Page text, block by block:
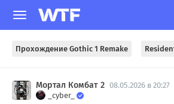
Прохождение Gothic 1 Remake
Мортал Комбат 2 08.05.2026 в 20:27
_cyber_